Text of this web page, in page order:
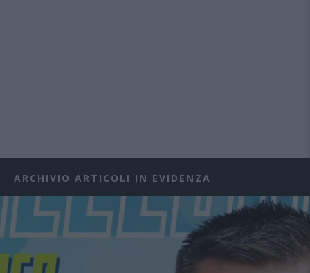
ARCHIVIO ARTICOLI IN EVIDENZA